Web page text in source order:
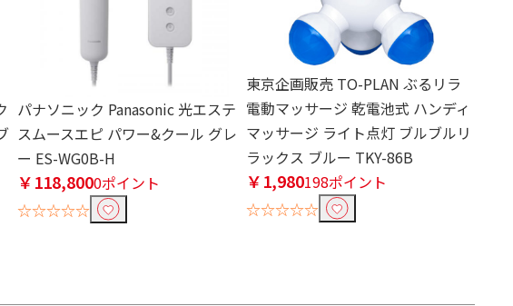
パナソニック Panasonic 光エステ
スムースエピ パワー&クール グレ
ー ES-WG0B-H
￥118,8000ポイント
☆☆☆☆☆
東京企画販売 TO-PLAN ぶるリラ
電動マッサージ 乾電池式 ハンディ
マッサージ ライト点灯 ブルブルリ
ラックス ブルー TKY-86B
￥1,980198ポイント
☆☆☆☆☆